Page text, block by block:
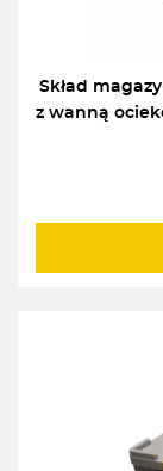
Skład
z wanną